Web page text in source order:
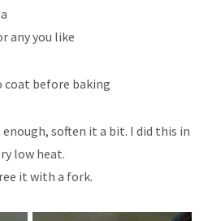
any you like
before baking
soften it a bit. I did this in
low heat.
it with a fork.